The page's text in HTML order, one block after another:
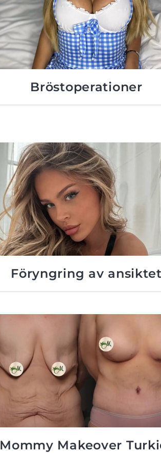
Bröstoperationer
Föryngring av ansiktet
Mommy Makeover